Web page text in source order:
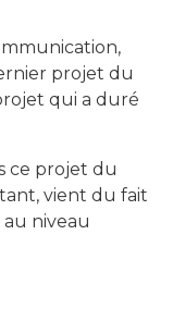
projet du
qui a duré
ce projet du
vient du fait
niveau